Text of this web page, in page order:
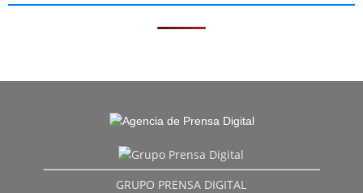
GRUPO PRENSA DIGITAL